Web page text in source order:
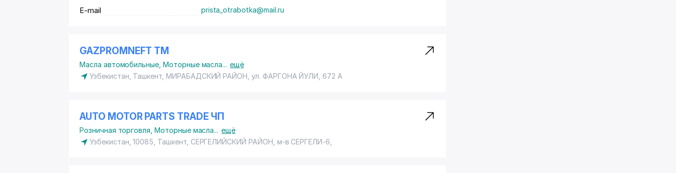
заводом-изготовителем, и, только в случае соответствия параметров установленным допускам и
E-mail prista_otrabotka@mail.ru
GAZPROMNEFT ТМ
Масла автомобильные Моторные масла... ещё
Узбекистан, Ташкент, МИРАБАДСКИЙ РАЙОН , ул. ФАРГОНА ЙУЛИ, 672 А
AUTO MOTOR PARTS TRADE ЧП
Розничная торговля ,Моторные масла... ещё
Узбекистан, 10085, Ташкент, СЕРГЕЛИЙСКИЙ РАЙОН м-в СЕРГЕЛИ-6